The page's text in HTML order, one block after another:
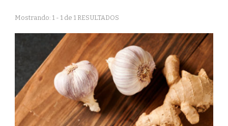
Mostrando: 1 - 1 de 1 RESULTADOS